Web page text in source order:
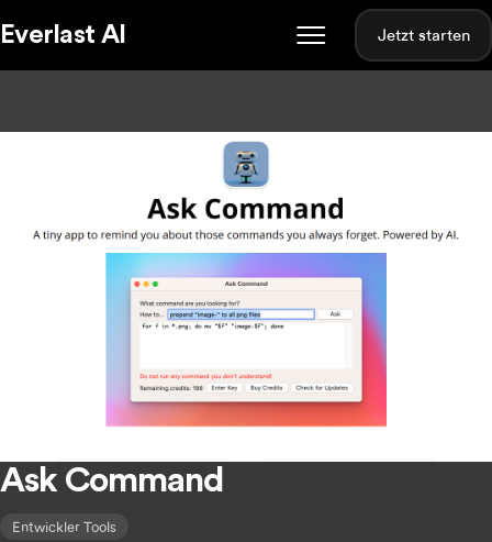
Everlast AI Jetzt starten
Ask Command
Entwickler Tools